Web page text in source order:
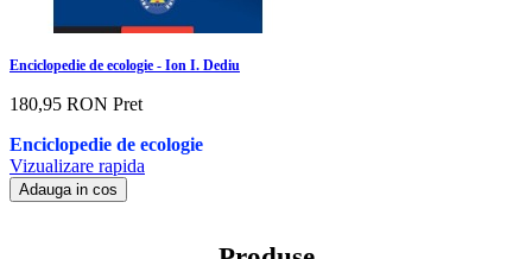
Enciclopedie de ecologie - Ion I. Dediu
180,95 RON Pret
Enciclopedie de ecologie
Vizualizare rapida
Adauga in cos